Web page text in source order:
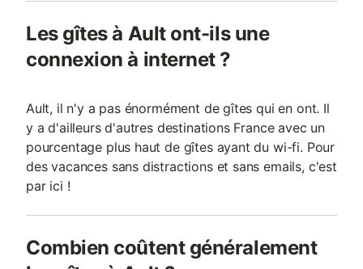
Les gîtes à Ault ont-ils une
connexion à internet ?
Ault, il n'y a pas énormément de gîtes qui en ont. Il
y a d'ailleurs d'autres destinations France avec un
pourcentage plus haut de gîtes ayant du wi-fi. Pour
des vacances sans distractions et sans emails, c'est
par ici !
Combien coûtent généralement